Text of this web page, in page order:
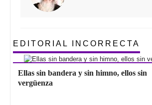
EDITORIAL INCORRECTA
Ellas sin bandera y sin himno, ellos sin
vergüenza